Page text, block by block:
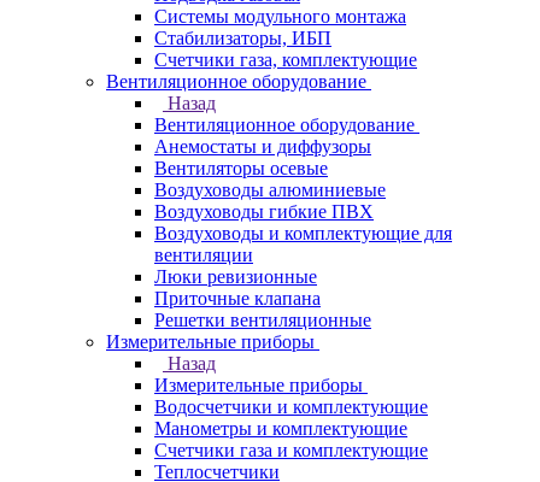
Системы модульного монтажа
Стабилизаторы, ИБП
Счетчики газа, комплектующие
Вентиляционное оборудование
Назад
Вентиляционное оборудование
Анемостаты и диффузоры
Вентиляторы осевые
Воздуховоды алюминиевые
Воздуховоды гибкие ПВХ
Воздуховоды и комплектующие для
вентиляции
Люки ревизионные
Приточные клапана
Решетки вентиляционные
Измерительные приборы
Назад
Измерительные приборы
Водосчетчики и комплектующие
Манометры и комплектующие
Счетчики газа и комплектующие
Теплосчетчики